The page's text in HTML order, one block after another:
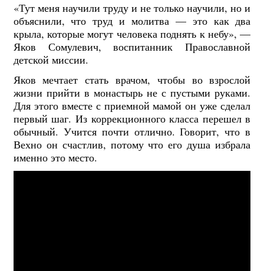
«Тут меня научили труду и не только научили, но и
объяснили, что труд и молитва — это как два
крыла, которые могут человека поднять к небу», —
Яков Сомулевич, воспитанник Православной
детской миссии.
Яков мечтает стать врачом, чтобы во взрослой
жизни прийти в монастырь не с пустыми руками.
Для этого вместе с приемной мамой он уже сделал
первый шаг. Из коррекционного класса перешел в
обычный. Учится почти отлично. Говорит, что в
Вехно он счастлив, потому что его душа избрала
именно это место.